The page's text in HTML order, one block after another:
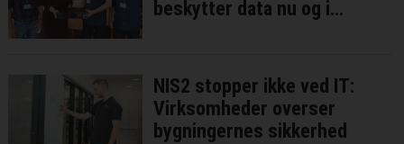
beskytter data nu og i
NIS2 stopper ikke ved IT:
Virksomheder overser
bygningernes sikkerhed